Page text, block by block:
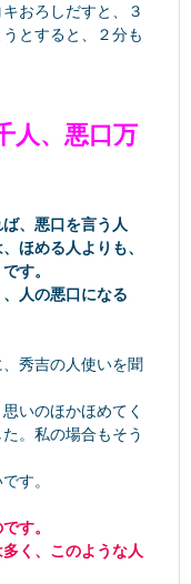
おろしだすと、３
とすると、２分も
人、悪口万
、悪口を言う人
ほめる人よりも、
す。
人の悪口になる
秀吉の人使いを聞
いのほかほめてく
。私の場合もそう
す。
す。
く、このような人